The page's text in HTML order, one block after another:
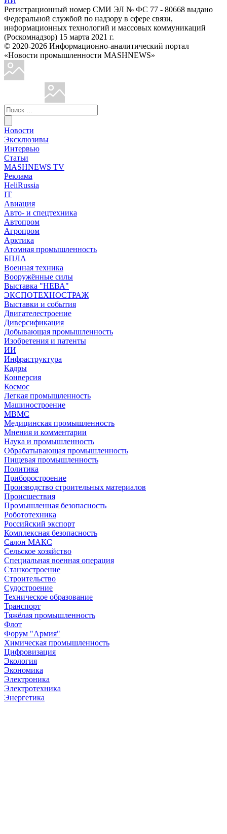
Регистрационный номер СМИ ЭЛ № ФС 77 - 80668 выдано
Федеральной службой по надзору в сфере связи,
информационных технологий и массовых коммуникаций
(Роскомнадзор) 15 марта 2021 г.
© 2020-2026 Информационно-аналитический портал
«Новости промышленности MASHNEWS»
Новости
Эксклюзивы
Интервью
Статьи
MASHNEWS TV
Реклама
HeliRussia
IT
Авиация
Авто- и спецтехника
Автопром
Агропром
Арктика
Атомная промышленность
БПЛА
Военная техника
Вооружённые силы
Выставка "НЕВА"
ЭКСПОТЕХНОСТРАЖ
Выставки и события
Двигателестроение
Диверсификация
Добывающая промышленность
Изобретения и патенты
ИИ
Инфраструктура
Кадры
Конверсия
Космос
Легкая промышленность
Машиностроение
МВМС
Медицинская промышленность
Мнения и комментарии
Наука и промышленность
Обрабатывающая промышленность
Пищевая промышленность
Политика
Приборостроение
Производство строительных материалов
Происшествия
Промышленная безопасность
Робототехника
Российский экспорт
Комплексная безопасность
Салон МАКС
Сельское хозяйство
Специальная военная операция
Станкостроение
Строительство
Судостроение
Техническое образование
Транспорт
Тяжёлая промышленность
Флот
Форум "Армия"
Химическая промышленность
Цифровизация
Экология
Экономика
Электроника
Электротехника
Энергетика